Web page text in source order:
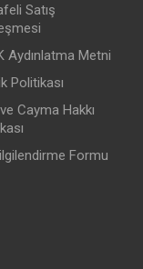
Satış
Aydınlatma Metni
Politikası
Cayma Hakkı
Formu